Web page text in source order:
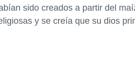
sido creados a partir del
y se creía que su dios